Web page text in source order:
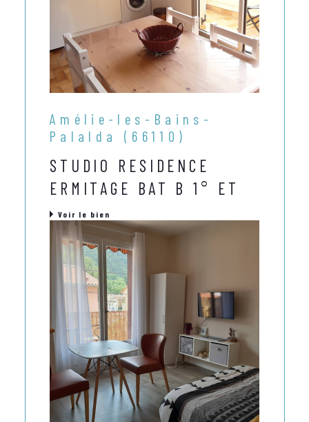
Amélie-les-Bains-
Palalda (66110)
STUDIO RESIDENCE
ERMITAGE BAT B 1° ET
Voir le bien